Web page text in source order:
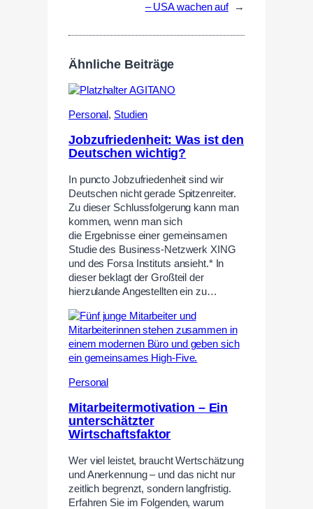
– USA wachen auf
→
Ähnliche Beiträge
Personal , Studien
Jobzufriedenheit: Was ist den
Deutschen wichtig?
In puncto Jobzufriedenheit sind wir
Deutschen nicht gerade Spitzenreiter.
Zu dieser Schlussfolgerung kann man
kommen, wenn man sich
die Ergebnisse einer gemeinsamen
Studie des Business-Netzwerk XING
und des Forsa Instituts ansieht.* In
dieser beklagt der Großteil der
hierzulande Angestellten ein zu…
Personal
Mitarbeitermotivation – Ein
unterschätzter
Wirtschaftsfaktor
Wer viel leistet, braucht Wertschätzung
und Anerkennung – und das nicht nur
zeitlich begrenzt, sondern langfristig.
Erfahren Sie im Folgenden, warum